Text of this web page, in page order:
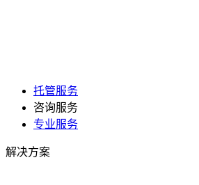
托管服务
咨询服务
专业服务
解决方案